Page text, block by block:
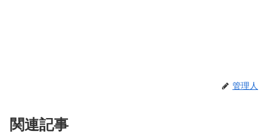
管理人
関連記事